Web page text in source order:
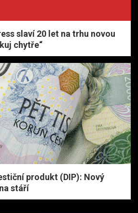
slaví 20 let na trhu novou
chytře“
produkt (DIP): Nový
stáří